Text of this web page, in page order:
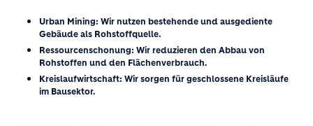
Urban Mining: Wir nutzen bestehende und ausgediente
Gebäude als Rohstoffquelle.
Ressourcenschonung: Wir reduzieren den Abbau von
Rohstoffen und den Flächenverbrauch.
Kreislaufwirtschaft: Wir sorgen für geschlossene Kreisläufe
im Bausektor.